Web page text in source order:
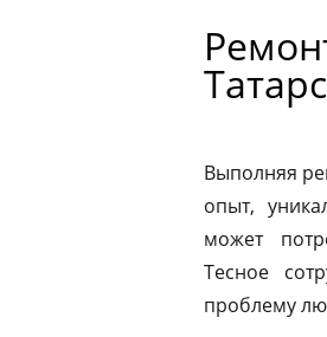
Выполняя
опыт,
может
Тесное
проблему